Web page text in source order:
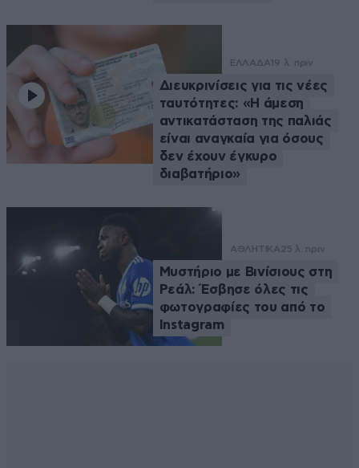
ΕΛΛΑΔΑ 19 λ. πριν
Διευκρινίσεις για τις νέες
ταυτότητες: «Η άμεση
αντικατάσταση της παλιάς
είναι αναγκαία για όσους
δεν έχουν έγκυρο
διαβατήριο»
ΑΘΛΗΤΙΚΑ25 λ. πριν
Μυστήριο με Βινίσιους στη
Ρεάλ: Έσβησε όλες τις
φωτογραφίες του από το
Instagram